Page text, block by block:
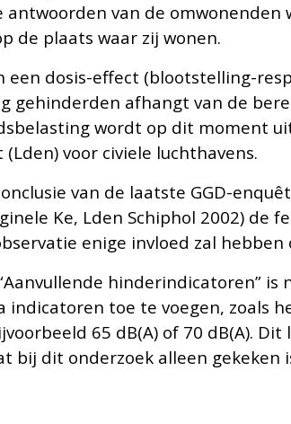
antwoorden van de
de plaats waar zij wonen.
een dosis-effect (blootstelling-
gehinderden afhangt van de
wordt op dit moment
voor civiele luchthavens.
van de laatste GGD-
Ke, Lden Schiphol 2002)
enige invloed zal
hinderindicatoren”
indicatoren toe te voegen, zoals
65 dB(A) of 70 dB(A).
bij dit onderzoek alleen gekeken